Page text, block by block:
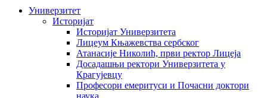
Универзитет
Историјат
Историјат Универзитета
Лицеум Књажевства сербског
Атанасије Николић, први ректор Лицеја
Досадашњи ректори Универзитета у
Крагујевцу
Професори емеритуси и Почасни доктори
наука